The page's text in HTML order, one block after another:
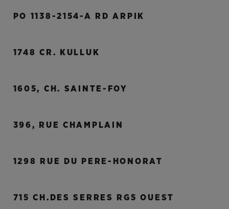
PO 1138-2154-A RD ARPIK
1748 CR. KULLUK
1605, CH. SAINTE-FOY
396, RUE CHAMPLAIN
1298 RUE DU PERE-HONORAT
715 CH.DES SERRES RG5 OUEST